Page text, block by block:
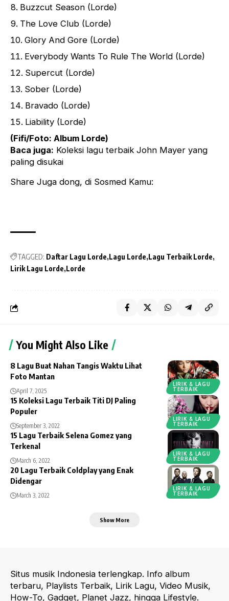
Buzzcut Season (Lorde)
The Love Club (Lorde)
Glory And Gore (Lorde)
Everybody Wants To Rule The World (Lorde)
Supercut (Lorde)
Sober (Lorde)
Bravado (Lorde)
Liability (Lorde)
(Fifi/Foto: Album Lorde)
Baca juga: Koleksi lagu terbaik John Mayer yang
paling disukai
Share Juga dong, di Sosmed Kamu:
TAGGED: Daftar Lagu Lorde Lagu Lorde Lagu Terbaik Lorde
Lirik Lagu Lorde Lorde
You Might Also Like
LIRIK & LAGU
TERBAIK
8 Lagu Buat Nahan Tangis Waktu Lihat
Foto Mantan
April 7, 2025
LIRIK & LAGU
TERBAIK
15 Koleksi Lagu Terbaik Titi DJ Paling
Populer
September 3, 2022
LIRIK & LAGU
TERBAIK
15 Lagu Terbaik Selena Gomez yang
Terkenal
March 6, 2022
LIRIK & LAGU
TERBAIK
20 Lagu Terbaik Coldplay yang Enak
Didengar
March 3, 2022
Show More
Situs musik Indonesia terlengkap. Info album
terbaru, Playlists Terbaik, Lirik Lagu, Video Musik,
How-To, Gadget, Planet Jazz, hingga Lifestyle.